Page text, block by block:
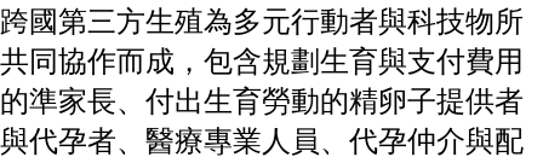
碩
士
班
在
職
跨國第三方生殖為多元行動者與科技物所
共同協作而成，包含規劃生育與支付費用
的準家長、付出生育勞動的精卵子提供者
與代孕者、醫療專業人員、代孕仲介與配